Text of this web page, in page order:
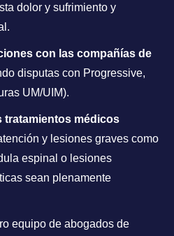
dolor y sufrimiento y
con las compañías de
disputas con Progressive,
UM/UIM).
tratamientos médicos
y lesiones graves como
espinal o lesiones
sean plenamente
equipo de abogados de